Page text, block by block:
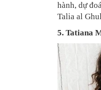
hành, dự
Talia al
5. Tatiana